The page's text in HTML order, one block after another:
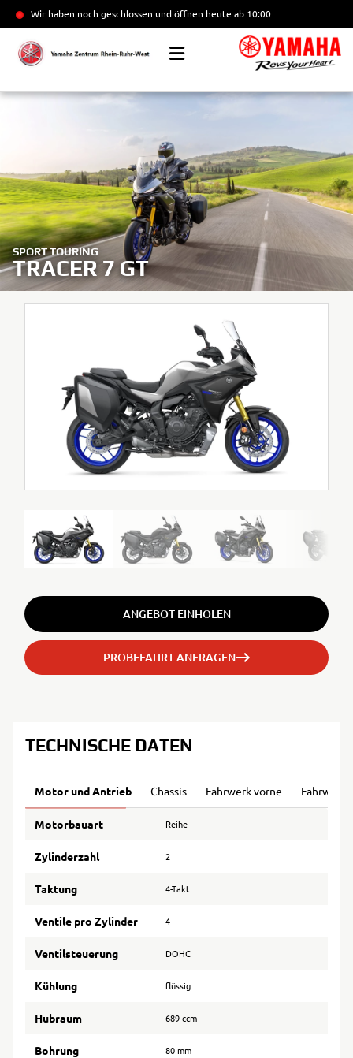
Wir haben noch geschlossen und öffnen heute ab 10:00
SPORT TOURING
TRACER 7 GT
ANGEBOT EINHOLEN
PROBEFAHRT ANFRAGEN
TECHNISCHE DATEN
Motor und Antrieb Chassis Fahrwerk vorne Fahrwerk
Motorbauart Reihe
Zylinderzahl 2
Taktung 4-Takt
Ventile pro Zylinder 4
Ventilsteuerung DOHC
Kühlung flüssig
Hubraum 689 ccm
Bohrung 80 mm